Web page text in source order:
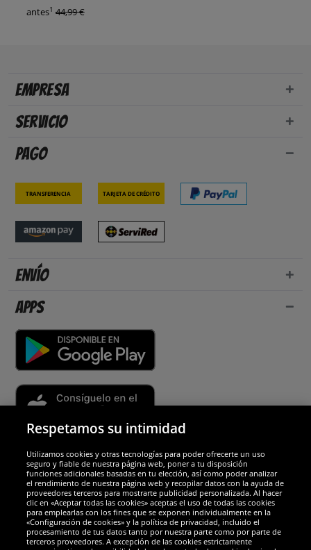
antes1 44,99 €
Empresa
Servicio
Pago
Transferencia Tarjeta de crédito
Envío
Apps
Socios y seguridad
Galardones
Respetamos su intimidad
Utilizamos cookies y otras tecnologías para poder ofrecerte un uso
seguro y fiable de nuestra página web, poner a tu disposición
funciones adicionales basadas en tu elección, así como poder analizar
el rendimiento de nuestra página web y recopilar datos con la ayuda de
proveedores terceros para mostrarte publicidad personalizada. Al hacer
clic en «Aceptar todas las cookies» aceptas el uso de todas las cookies
para emplearlas con los fines que se exponen individualmente en la
«Configuración de cookies» y la política de privacidad, incluido el
procesamiento de tus datos tanto por nuestra parte como por parte de
terceros proveedores. A excepción de las cookies estrictamente